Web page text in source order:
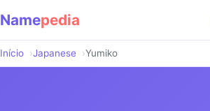
Namepedia
Início Japanese Yumiko